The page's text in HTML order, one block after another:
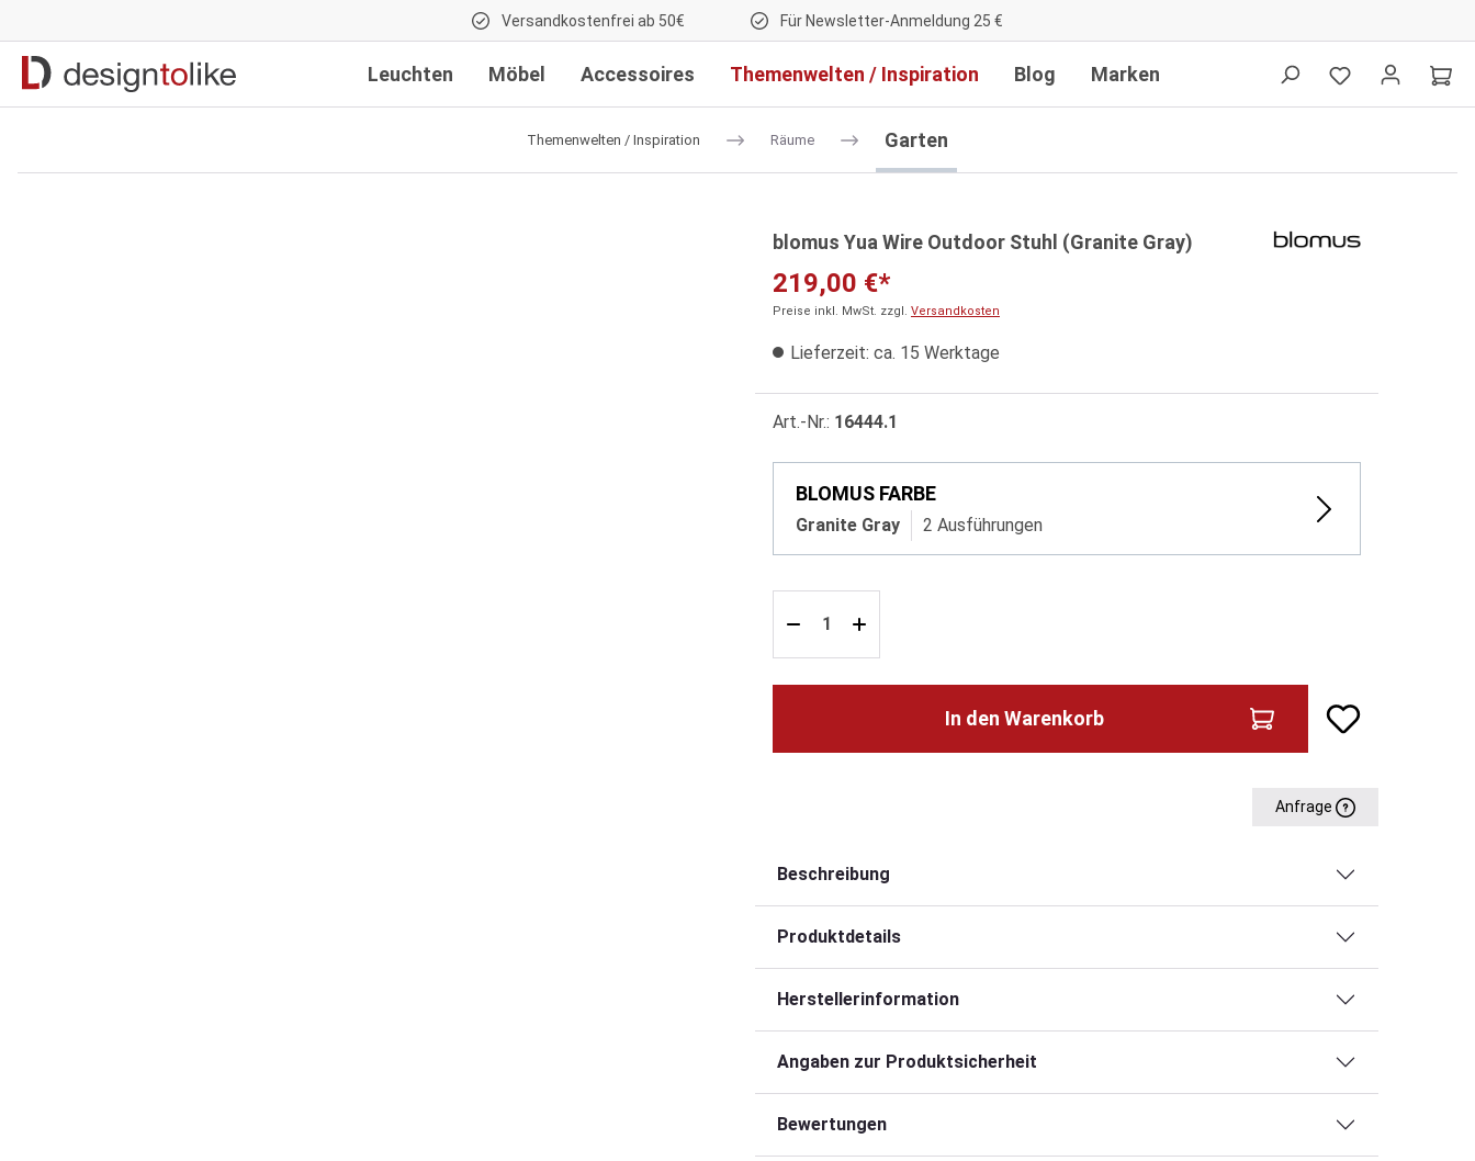
Versandkostenfrei ab 50€ Für Newsletter-Anmeldung 25 €
Leuchten Möbel Accessoires Themenwelten / Inspiration Blog Marken
Themenwelten / Inspiration Räume Garten
blomus Yua Wire Outdoor Stuhl (Granite Gray)
219,00 €*
Preise inkl. MwSt. zzgl. Versandkosten
Lieferzeit: ca. 15 Werktage
Art.-Nr.: 16444.1
BLOMUS FARBE
Granite Gray 2 Ausführungen
In den Warenkorb
Anfrage
Beschreibung
Produktdetails
Herstellerinformation
Angaben zur Produktsicherheit
Bewertungen